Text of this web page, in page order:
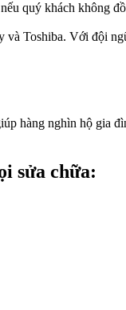
quý khách không
Toshiba. Với đội
hàng nghìn hộ gia
sửa chữa: